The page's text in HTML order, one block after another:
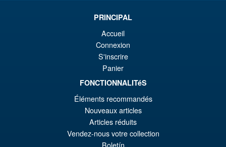
S.H.Figuarts Dragon Ball Z
Gohan ( Z-Fighters Group
Base Ver. A ) Action Figure
PRE ORDENA
PRINCIPAL
Accueil
Connexion
S'inscrire
Panier
FONCTIONNALITéS
Éléments recommandés
Nouveaux articles
Articles réduits
Vendez-nous votre collection
Boletín